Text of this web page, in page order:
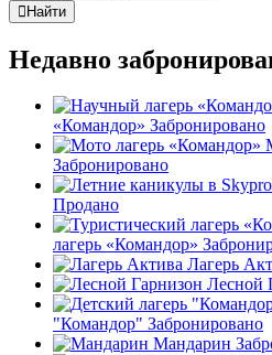
Найти
Недавно
«Командор» Забронировано
Забронировано
Продано
лагерь «Командор»
Лагерь
Лесной
"Командор" Забронировано
Мандарин